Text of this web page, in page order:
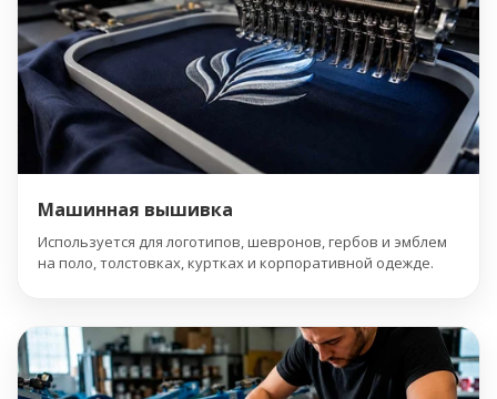
Машинная вышивка
Используется для логотипов, шевронов, гербов и эмблем
на поло, толстовках, куртках и корпоративной одежде.